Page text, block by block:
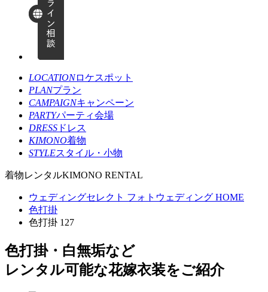
LOCATIONロケスポット
PLANプラン
CAMPAIGNキャンペーン
PARTYパーティ会場
DRESS ドレス
KIMONO着物
STYLEスタイル・小物
着物レンタルKIMONO RENTAL
ウェディングセレクト フォトウェディング HOME
色打掛
色打掛 127
色打掛・白無垢など
レンタル可能な花嫁衣装をご紹介